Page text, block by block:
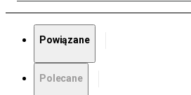
Powiązane
Polecane